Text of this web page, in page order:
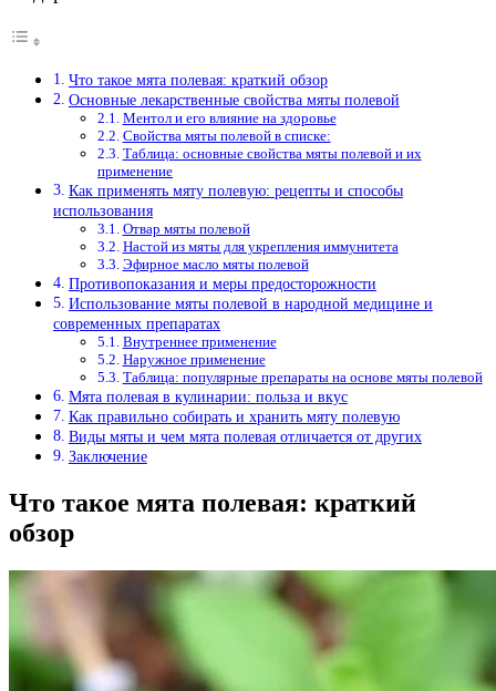
Что такое мята полевая: краткий обзор
Основные лекарственные свойства мяты полевой
Ментол и его влияние на здоровье
Свойства мяты полевой в списке:
Таблица: основные свойства мяты полевой и их
применение
Как применять мяту полевую: рецепты и способы
использования
Отвар мяты полевой
Настой из мяты для укрепления иммунитета
Эфирное масло мяты полевой
Противопоказания и меры предосторожности
Использование мяты полевой в народной медицине и
современных препаратах
Внутреннее применение
Наружное применение
Таблица: популярные препараты на основе мяты полевой
Мята полевая в кулинарии: польза и вкус
Как правильно собирать и хранить мяту полевую
Виды мяты и чем мята полевая отличается от других
Заключение
Что такое мята полевая: краткий
обзор